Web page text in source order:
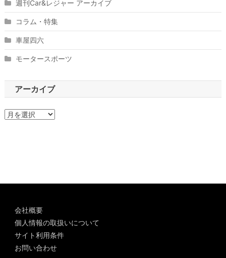
週刊Car&レジャー アーカイブ
コラム・特集
車屋四六
モータースポーツ
アーカイブ
ア
会社概要
個人情報の取扱いについて
サイト利用条件
お問い合わせ